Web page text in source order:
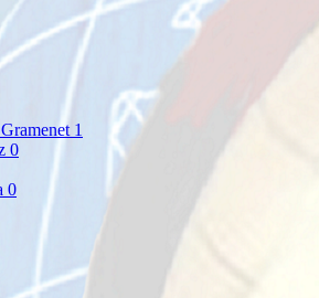
1
0
0